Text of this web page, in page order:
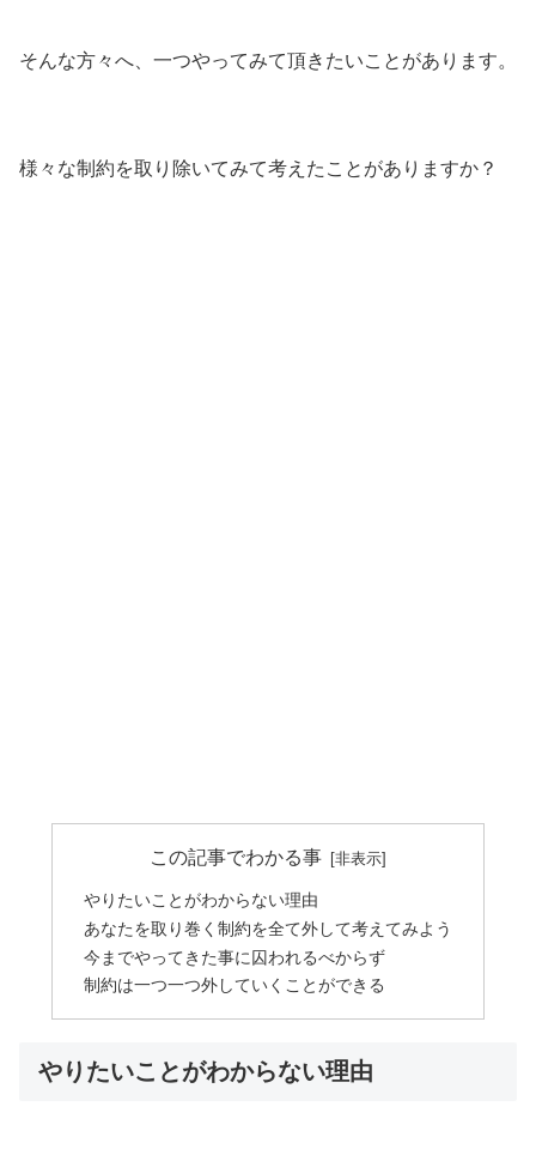
そんな方々へ、一つやってみて頂きたいことがあります。
様々な制約を取り除いてみて考えたことがありますか？
この記事でわかる事
やりたいことがわからない理由
あなたを取り巻く制約を全て外して考えてみよう
今までやってきた事に囚われるべからず
制約は一つ一つ外していくことができる
やりたいことがわからない理由